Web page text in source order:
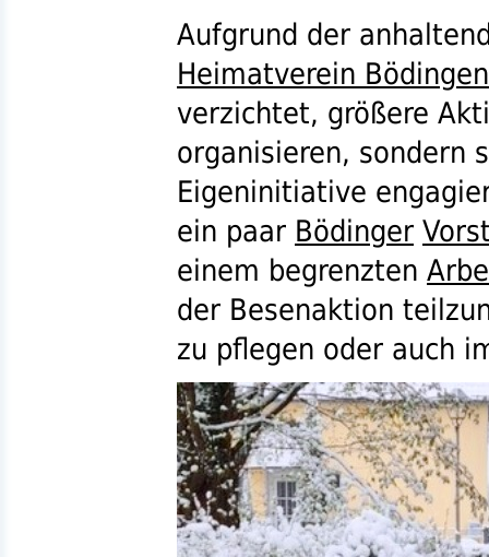
Aufgrund der
Heimatverein Bödingen
verzichtet, größere
organisieren, sondern
Eigeninitiative
ein paar Bödinger
einem begrenzten
der Besenaktion
zu pflegen oder auch